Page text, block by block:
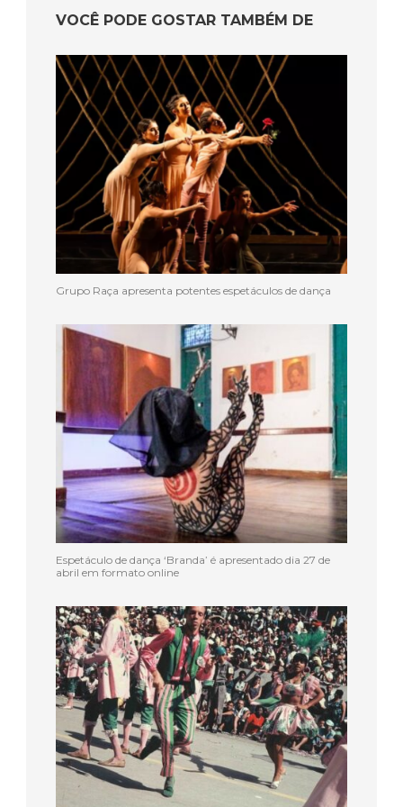
VOCÊ PODE GOSTAR TAMBÉM DE
Grupo Raça apresenta potentes espetáculos de dança
Espetáculo de dança ‘Branda’ é apresentado dia 27 de
abril em formato online